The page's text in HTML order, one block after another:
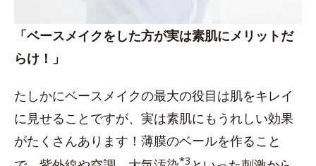
「ベースメイクをした方が実は素肌にメリットだ
らけ！」
たしかにベースメイクの最大の役目は肌をキレイ
に見せることですが、実は素肌にもうれしい効果
がたくさんあります！薄膜のベールを作ること
*3